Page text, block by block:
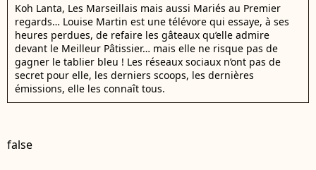
Koh Lanta, Les Marseillais mais aussi Mariés au Premier
regards… Louise Martin est une télévore qui essaye, à ses
heures perdues, de refaire les gâteaux qu’elle admire
devant le Meilleur Pâtissier… mais elle ne risque pas de
gagner le tablier bleu ! Les réseaux sociaux n’ont pas de
secret pour elle, les derniers scoops, les dernières
émissions, elle les connaît tous.
false